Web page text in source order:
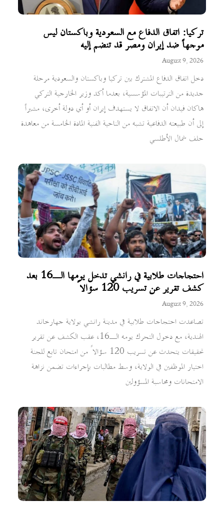
تركيا: اتفاق الدفاع مع السعودية وباكستان ليس
موجهاً ضد إيران ومصر قد تنضم إليه
August 9, 2026
دخل اتفاق الدفاع المشترك بين تركيا وباكستان والسعودية مرحلة
جديدة من الترتيبات المؤسسية، بعدما أكد وزير الخارجية التركي
هاكان فيدان أن الاتفاق لا يستهدف إيران أو أي دولة أخرى، مشيراً
إلى أن طبيعته الدفاعية تشبه من الناحية الفنية المادة الخامسة من معاهدة
حلف شمال الأطلسي
احتجاجات طلابية في رانشي تدخل يومها الـ16 بعد
كشف تقرير عن تسريب 120 سؤالاً
August 9, 2026
تصاعدت احتجاجات طلابية في مدينة رانشي بولاية جهارخاند
الهندية، مع دخول التحرك يومه الـ16، عقب الكشف عن تقرير
تحقيقات يتحدث عن تسريب 120 سؤالاً من امتحان تابع للجنة
اختيار الموظفين في الولاية، وسط مطالبات بإجراءات تضمن نزاهة
الامتحانات ومحاسبة المسؤولين